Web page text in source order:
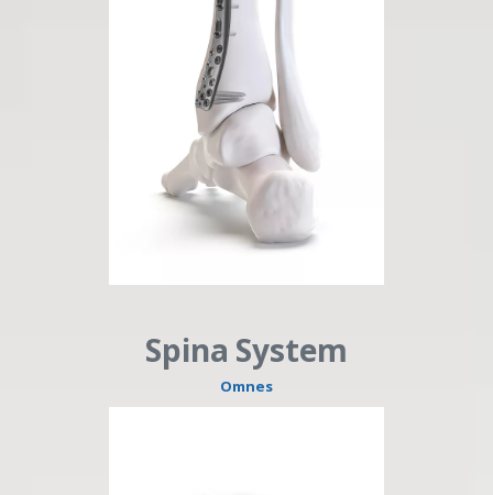
Spina System
Omnes